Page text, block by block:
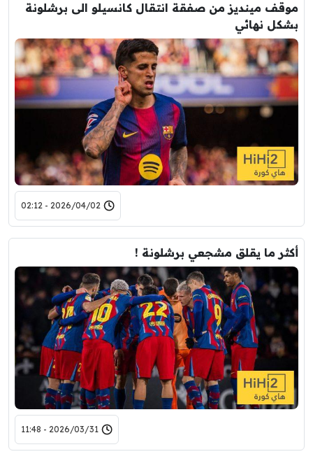
موقف مينديز من صفقة انتقال كانسيلو الى برشلونة
بشكل نهائي
2026/04/02 - 02:12
أكثر ما يقلق مشجعي برشلونة !
2026/03/31 - 11:48